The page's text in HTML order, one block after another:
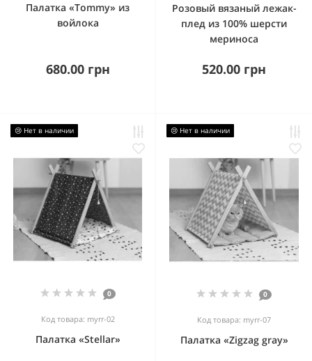
Палатка «Tommy» из
войлока
680.00 грн
Розовый вязаный лежак-
плед из 100% шерсти
мериноса
520.00 грн
😢 Нет в наличии
0
Код товара: myrr-02
Палатка «Stellar»
😢 Нет в наличии
0
Код товара: myrr-07
Палатка «Zigzag gray»